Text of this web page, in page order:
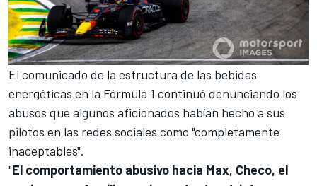
El comunicado de la estructura de las bebidas
energéticas en la Fórmula 1 continuó denunciando los
abusos que algunos aficionados habían hecho a sus
pilotos en las redes sociales como "completamente
inaceptables".
"El comportamiento abusivo hacia Max, Checo, el